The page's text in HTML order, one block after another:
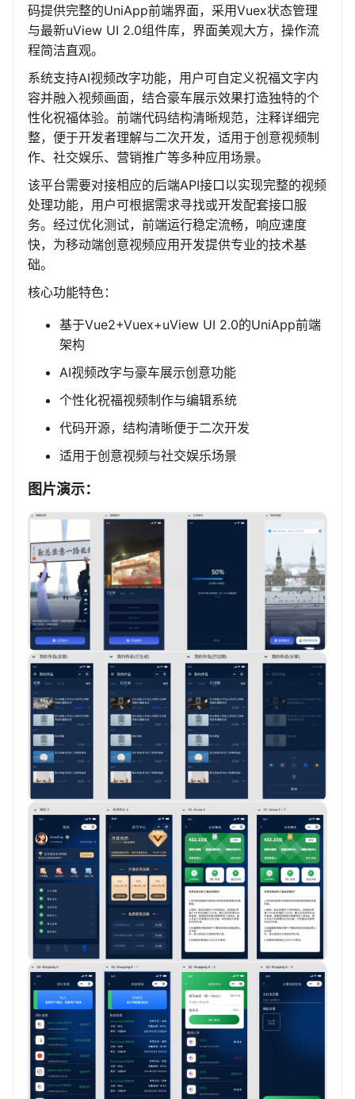
码提供完整的UniApp前端界面，采用Vuex状态管理
与最新uView UI 2.0组件库，界面美观大方，操作流
程简洁直观。
系统支持AI视频改字功能，用户可自定义祝福文字内
容并融入视频画面，结合豪车展示效果打造独特的个
性化祝福体验。前端代码结构清晰规范，注释详细完
整，便于开发者理解与二次开发，适用于创意视频制
作、社交娱乐、营销推广等多种应用场景。
该平台需要对接相应的后端API接口以实现完整的视频
处理功能，用户可根据需求寻找或开发配套接口服
务。经过优化测试，前端运行稳定流畅，响应速度
快，为移动端创意视频应用开发提供专业的技术基
础。
核心功能特色：
基于Vue2+Vuex+uView UI 2.0的UniApp前端
架构
AI视频改字与豪车展示创意功能
个性化祝福视频制作与编辑系统
代码开源，结构清晰便于二次开发
适用于创意视频与社交娱乐场景
图片演示：